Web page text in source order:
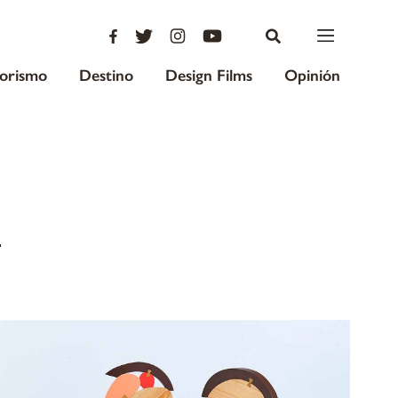
Destino Design Films Opinión